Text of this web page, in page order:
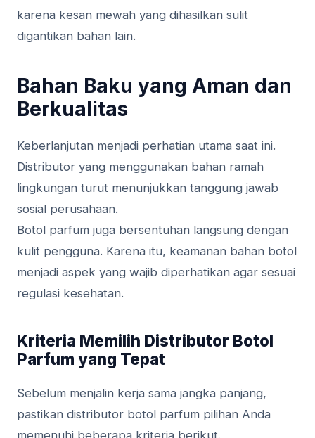
karena kesan mewah yang dihasilkan sulit
digantikan bahan lain.
Bahan Baku yang Aman dan
Berkualitas
Keberlanjutan menjadi perhatian utama saat ini.
Distributor yang menggunakan bahan ramah
lingkungan turut menunjukkan tanggung jawab
sosial perusahaan.
Botol parfum juga bersentuhan langsung dengan
kulit pengguna. Karena itu, keamanan bahan botol
menjadi aspek yang wajib diperhatikan agar sesuai
regulasi kesehatan.
Kriteria Memilih Distributor Botol
Parfum yang Tepat
Sebelum menjalin kerja sama jangka panjang,
pastikan distributor botol parfum pilihan Anda
memenuhi beberapa kriteria berikut.